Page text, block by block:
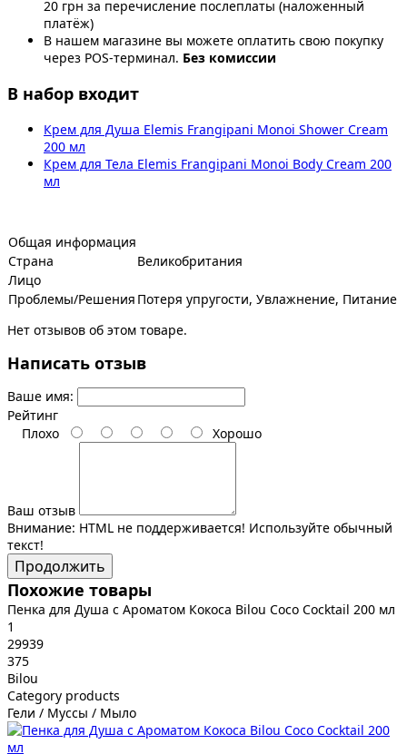
20 грн за перечисление послеплаты (наложенный
платёж)
В нашем магазине вы можете оплатить свою покупку
через POS-терминал. Без комиссии
В набор входит
Крем для Душа Elemis Frangipani Monoi Shower Cream
200 мл
Крем для Тела Elemis Frangipani Monoi Body Cream 200
мл
Общая информация
Страна
Великобритания
Лицо
Проблемы/Решения Потеря упругости, Увлажнение, Питание
Нет отзывов об этом товаре.
Написать отзыв
Ваше имя:
Рейтинг
Плохо
Хорошо
Ваш отзыв
Внимание: HTML не поддерживается! Используйте обычный
текст!
Продолжить
Похожие товары
Пенка для Душа с Ароматом Кокоса Bilou Coco Cocktail 200 мл
1
29939
375
Bilou
Category products
Гели / Муссы / Мыло